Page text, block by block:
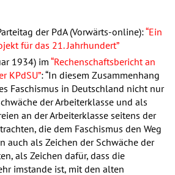
der PdA (Vorwärts-online):“Ein
für das 21. Jahrhundert”
1934) im “Rechenschaftsbericht an
KPdSU”: “In diesem Zusammenhang
Faschismus in Deutschland nicht nur
der Arbeiterklasse und als
an der Arbeiterklasse seitens der
die dem Faschismus den Weg
auch als Zeichen der Schwäche der
als Zeichen dafür, dass die
imstande ist, mit den alten